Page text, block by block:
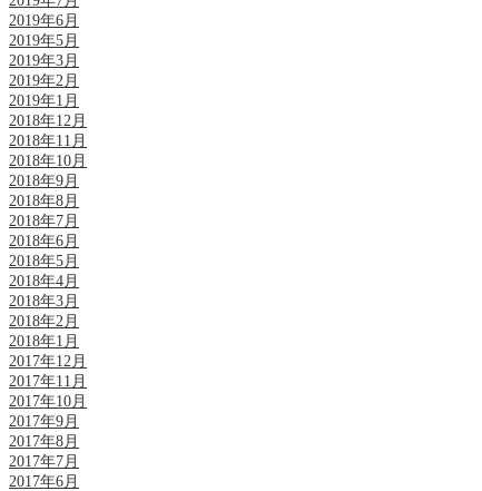
2019年6月
2019年5月
2019年3月
2019年2月
2019年1月
2018年12月
2018年11月
2018年10月
2018年9月
2018年8月
2018年7月
2018年6月
2018年5月
2018年4月
2018年3月
2018年2月
2018年1月
2017年12月
2017年11月
2017年10月
2017年9月
2017年8月
2017年7月
2017年6月